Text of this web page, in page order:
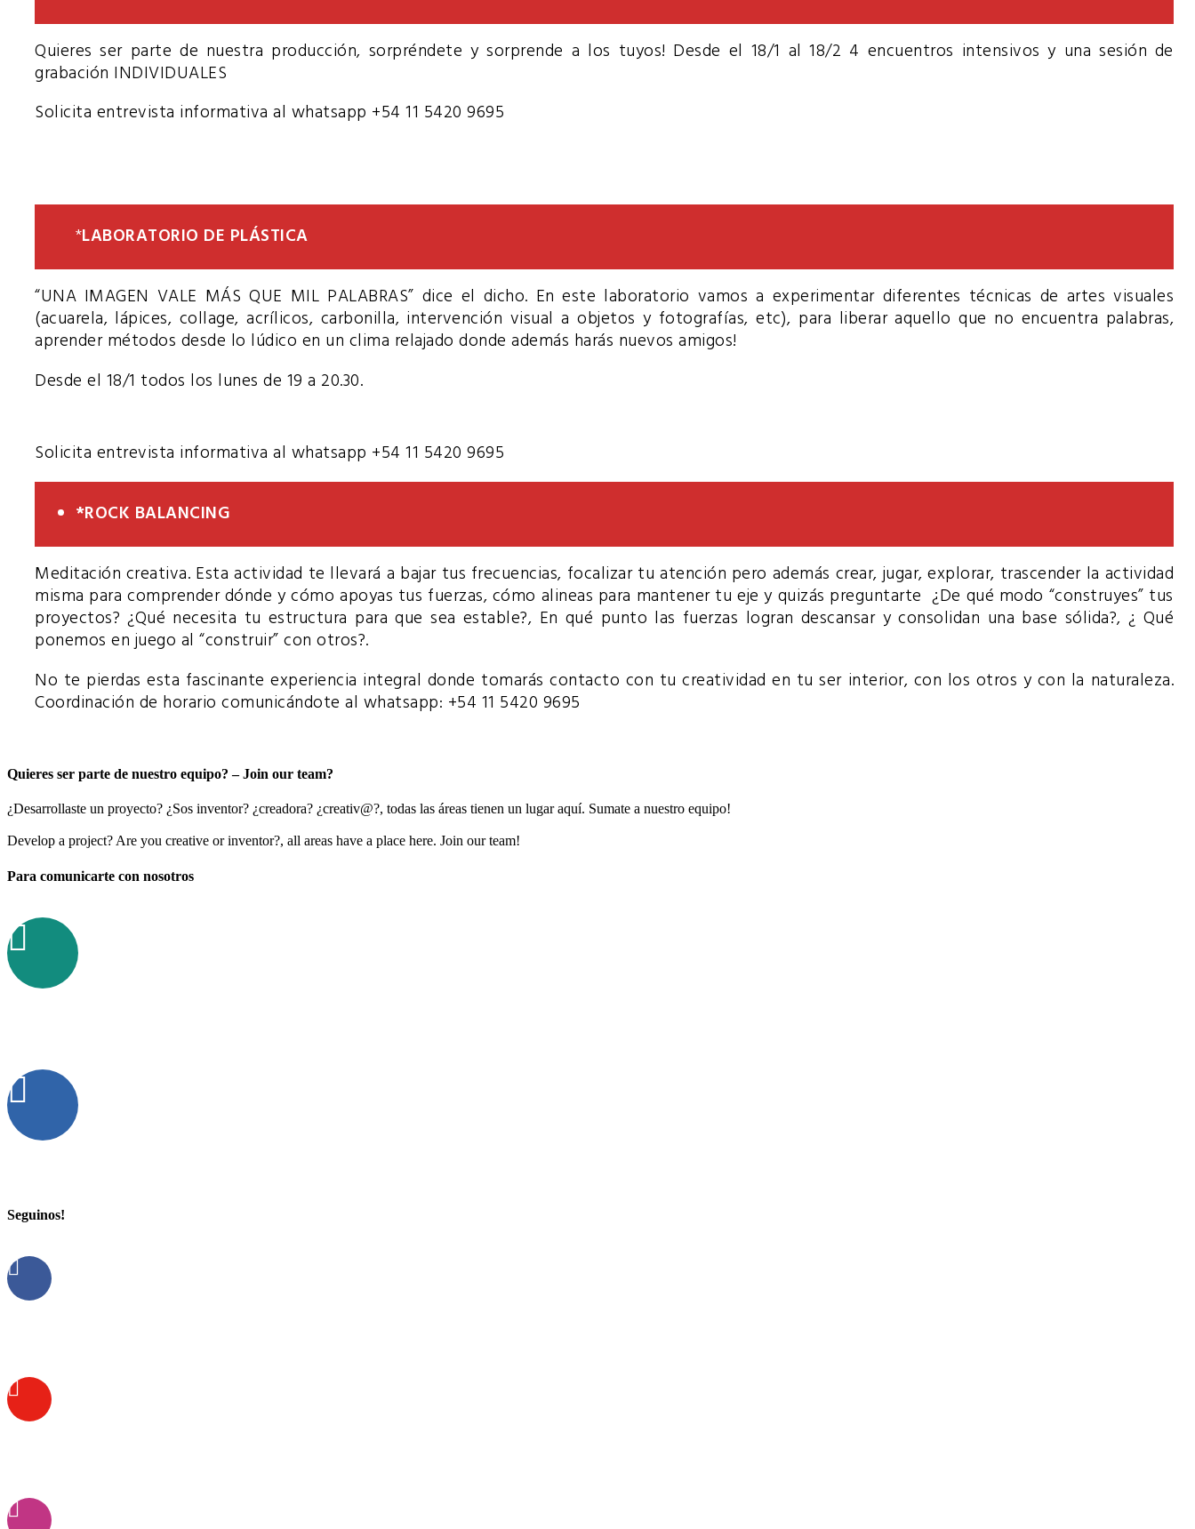
Quieres ser parte de nuestra producción, sorpréndete y sorprende a los tuyos! Desde el 18/1 al 18/2 4 encuentros intensivos y una sesión de
grabación INDIVIDUALES
Solicita entrevista informativa al whatsapp +54 11 5420 9695
*LABORATORIO DE PLÁSTICA
“UNA IMAGEN VALE MÁS QUE MIL PALABRAS” dice el dicho. En este laboratorio vamos a experimentar diferentes técnicas de artes visuales
(acuarela, lápices, collage, acrílicos, carbonilla, intervención visual a objetos y fotografías, etc), para liberar aquello que no encuentra palabras,
aprender métodos desde lo lúdico en un clima relajado donde además harás nuevos amigos!
Desde el 18/1 todos los lunes de 19 a 20.30.
Solicita entrevista informativa al whatsapp +54 11 5420 9695
*ROCK BALANCING
Meditación creativa. Esta actividad te llevará a bajar tus frecuencias, focalizar tu atención pero además crear, jugar, explorar, trascender la actividad
misma para comprender dónde y cómo apoyas tus fuerzas, cómo alineas para mantener tu eje y quizás preguntarte ¿De qué modo “construyes” tus
proyectos? ¿Qué necesita tu estructura para que sea estable?, En qué punto las fuerzas logran descansar y consolidan una base sólida?, ¿ Qué
ponemos en juego al “construir” con otros?.
No te pierdas esta fascinante experiencia integral donde tomarás contacto con tu creatividad en tu ser interior, con los otros y con la naturaleza.
Coordinación de horario comunicándote al whatsapp: +54 11 5420 9695
Quieres ser parte de nuestro equipo? – Join our team?
¿Desarrollaste un proyecto? ¿Sos inventor? ¿creadora? ¿creativ@?, todas las áreas tienen un lugar aquí. Sumate a nuestro equipo!
Develop a project? Are you creative or inventor?, all areas have a place here. Join our team!
Para comunicarte con nosotros
Seguinos!